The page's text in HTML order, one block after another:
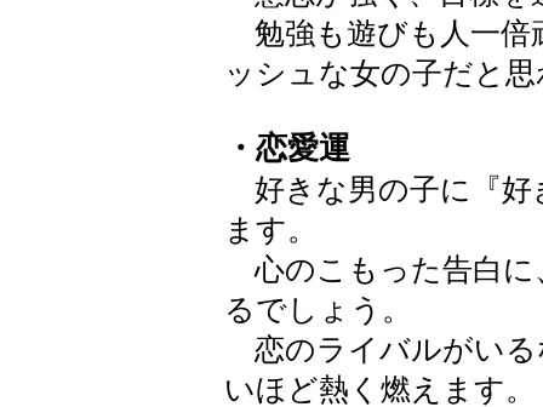
勉強も遊びも人一倍
ッシュな女の子だと
・恋愛運
好きな男の子に『好
ます。
心のこもった告白に
るでしょう。
恋のライバルがいる
いほど熱く燃えます。